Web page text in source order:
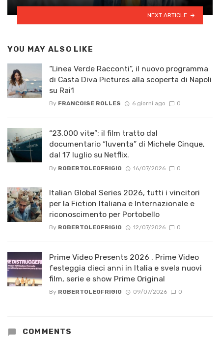
NEXT ARTICLE
YOU MAY ALSO LIKE
“Linea Verde Racconti”, il nuovo programma
di Casta Diva Pictures alla scoperta di Napoli
su Rai1
By FRANCOISE ROLLES 6 giorni ago 0
“23.000 vite”: il film tratto dal
documentario “Iuventa” di Michele Cinque,
dal 17 luglio su Netflix.
By ROBERTOLEOFRIGIO 16/07/2026 0
Italian Global Series 2026, tutti i vincitori
per la Fiction Italiana e Internazionale e
riconoscimento per Portobello
By ROBERTOLEOFRIGIO 12/07/2026 0
Prime Video Presents 2026 , Prime Video
festeggia dieci anni in Italia e svela nuovi
film, serie e show Prime Original
By ROBERTOLEOFRIGIO 09/07/2026 0
COMMENTS